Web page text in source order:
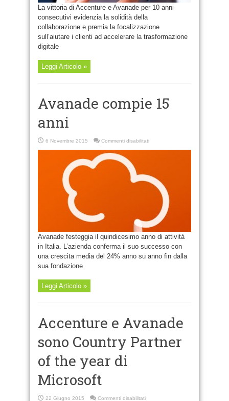
La vittoria di Accenture e Avanade per 10 anni
consecutivi evidenzia la solidità della
collaborazione e premia la focalizzazione
sull’aiutare i clienti ad accelerare la trasformazione
digitale
Leggi Articolo »
Avanade compie 15
anni
6 Novembre 2015 Commenti disabilitatisu
compie
Avanade festeggia il quindicesimo anno di attività
in Italia. L’azienda conferma il suo successo con
una crescita media del 24% anno su anno fin dalla
sua fondazione
Leggi Articolo »
Accenture e Avanade
sono Country Partner
of the year di
Microsoft
22 Giugno 2015 Commenti disabilitatisu